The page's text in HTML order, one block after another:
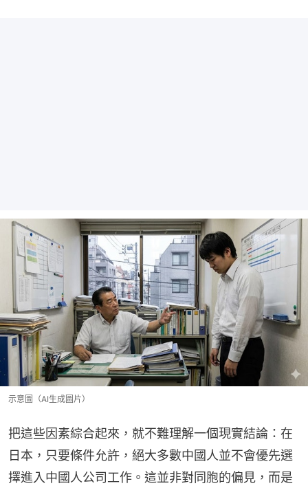
示意圖（AI生成圖片）
把這些因素綜合起來，就不難理解一個現實結論：在
日本，只要條件允許，絕大多數中國人並不會優先選
擇進入中國人公司工作。這並非對同胞的偏見，而是